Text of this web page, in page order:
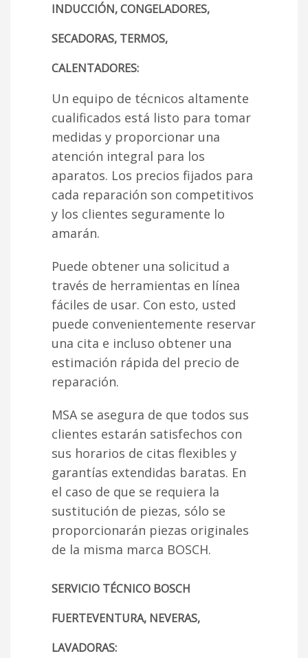
INDUCCIÓN, CONGELADORES,
SECADORAS, TERMOS,
CALENTADORES:
Un equipo de técnicos altamente
cualificados está listo para tomar
medidas y proporcionar una
atención integral para los
aparatos. Los precios fijados para
cada reparación son competitivos
y los clientes seguramente lo
amarán.
Puede obtener una solicitud a
través de herramientas en línea
fáciles de usar. Con esto, usted
puede convenientemente reservar
una cita e incluso obtener una
estimación rápida del precio de
reparación.
MSA se asegura de que todos sus
clientes estarán satisfechos con
sus horarios de citas flexibles y
garantías extendidas baratas. En
el caso de que se requiera la
sustitución de piezas, sólo se
proporcionarán piezas originales
de la misma marca BOSCH.
SERVICIO TÉCNICO BOSCH
FUERTEVENTURA, NEVERAS,
LAVADORAS: